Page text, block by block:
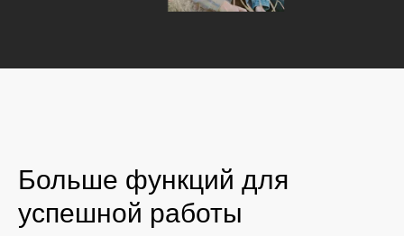
Больше функций для
успешной работы